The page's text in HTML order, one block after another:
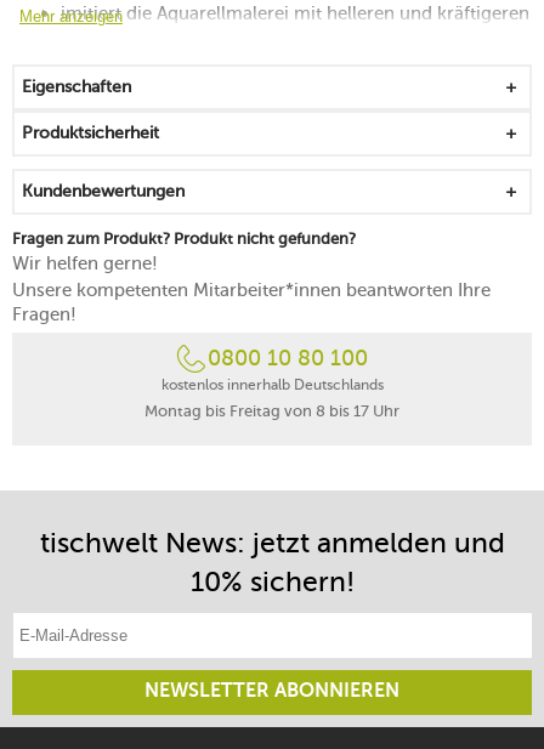
imitiert die Aquarellmalerei mit helleren und kräftigeren
für ein Tafelbild, das von Leichtigkeit und Optimismus
geprägt ist
Mehr anzeigen
Eigenschaften
Produktsicherheit
Kundenbewertungen
Fragen zum Produkt? Produkt nicht gefunden?
Wir helfen gerne!
Unsere kompetenten Mitarbeiter*innen beantworten Ihre
Fragen!
0800 10 80 100
kostenlos innerhalb Deutschlands
Montag bis Freitag von 8 bis 17 Uhr
tischwelt News: jetzt anmelden und
10% sichern!
NEWSLETTER ABONNIEREN